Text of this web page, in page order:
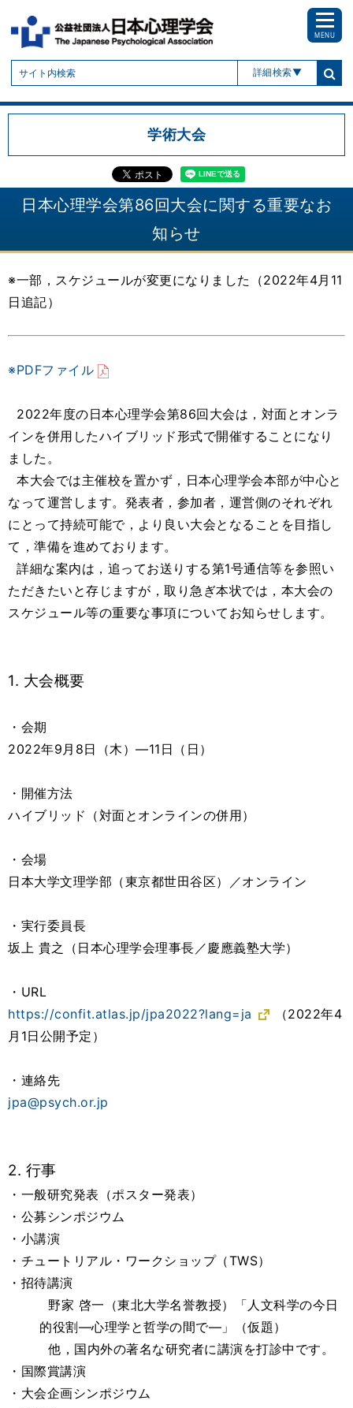
詳細検索
MENU
学術大会
日本心理学会第86回大会に関する重要なお
知らせ
※一部，スケジュールが変更になりました（2022年4月11
日追記）
※PDFファイル
2022年度の日本心理学会第86回大会は，対面とオンラ
インを併用したハイブリッド形式で開催することになり
ました。
本大会では主催校を置かず，日本心理学会本部が中心と
なって運営します。発表者，参加者，運営側のそれぞれ
にとって持続可能で，より良い大会となることを目指し
て，準備を進めております。
詳細な案内は，追ってお送りする第1号通信等を参照い
ただきたいと存じますが，取り急ぎ本状では，本大会の
スケジュール等の重要な事項についてお知らせします。
1. 大会概要
・会期
2022年9月8日（木）―11日（日）
・開催方法
ハイブリッド（対面とオンラインの併用）
・会場
日本大学文理学部（東京都世田谷区）／オンライン
・実行委員長
坂上 貴之（日本心理学会理事長／慶應義塾大学）
・URL
https://confit.atlas.jp/jpa2022?lang=ja
（2022年4
月1日公開予定）
・連絡先
jpa@psych.or.jp
2. 行事
・一般研究発表（ポスター発表）
・公募シンポジウム
・小講演
・チュートリアル・ワークショップ（TWS）
・招待講演
野家 啓一（東北大学名誉教授）「人文科学の今日
的役割―心理学と哲学の間で―」（仮題）
他，国内外の著名な研究者に講演を打診中です。
・国際賞講演
・大会企画シンポジウム